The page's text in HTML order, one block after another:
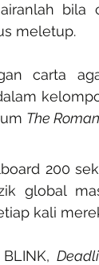
bila
meletup.
carta
The
200
global
kali